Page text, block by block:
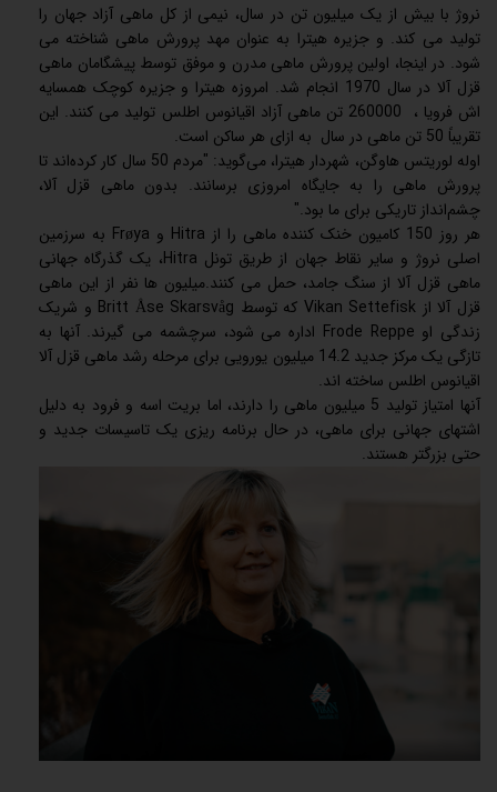
نروژ با بیش از یک میلیون تن در سال، نیمی از کل ماهی آزاد جهان را
تولید می کند. و جزیره هیترا به عنوان مهد پرورش ماهی شناخته می
شود. در اینجا، اولین پرورش ماهی مدرن و موفق توسط پیشگامان ماهی
قزل آلا در سال 1970 انجام شد. امروزه هیترا و جزیره کوچک همسایه
اش فرویا ، 260000 تن ماهی آزاد اقیانوس اطلس تولید می کنند. این
تقریباً 50 تن ماهی در سال به ازای هر ساکن است.
اوله لوریتس هاوگن، شهردار هیترا، می‌گوید: "مردم 50 سال کار کرده‌اند تا
پرورش ماهی را به جایگاه امروزی برسانند. بدون ماهی قزل آلا،
چشم‌انداز تاریکی برای ما بود."
هر روز 150 کامیون خنک کننده ماهی را از Hitra و Frøya به سرزمین
اصلی نروژ و سایر نقاط جهان از طریق تونل Hitra، یک گذرگاه جهانی
ماهی قزل آلا از سنگ جامد، حمل می کنند.میلیون ها نفر از این ماهی
قزل آلا از Vikan Settefisk که توسط Britt Åse Skarsvåg و شریک
زندگی او Frode Reppe اداره می شود، سرچشمه می گیرند. آنها به
تازگی یک مرکز جدید 14.2 میلیون یورویی برای مرحله رشد ماهی قزل آلا
اقیانوس اطلس ساخته اند.
آنها امتیاز تولید 5 میلیون ماهی را دارند، اما بریت اسه و فرود به دلیل
اشتهای جهانی برای ماهی، در حال برنامه ریزی یک تاسیسات جدید و
حتی بزرگتر هستند.